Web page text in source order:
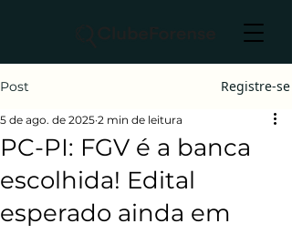
Post Registre-se
PC-PI: FGV é a banca
escolhida! Edital
esperado ainda em
5 de ago. de 2025 2 min de leitura